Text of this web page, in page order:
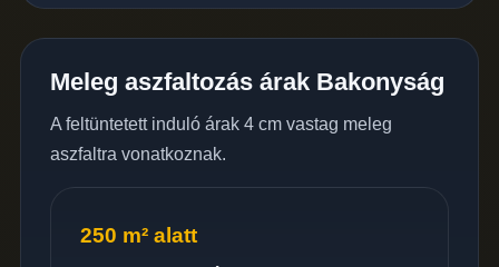
Meleg aszfaltozás árak Bakonyság
A feltüntetett induló árak 4 cm vastag meleg
aszfaltra vonatkoznak.
250 m² alatt